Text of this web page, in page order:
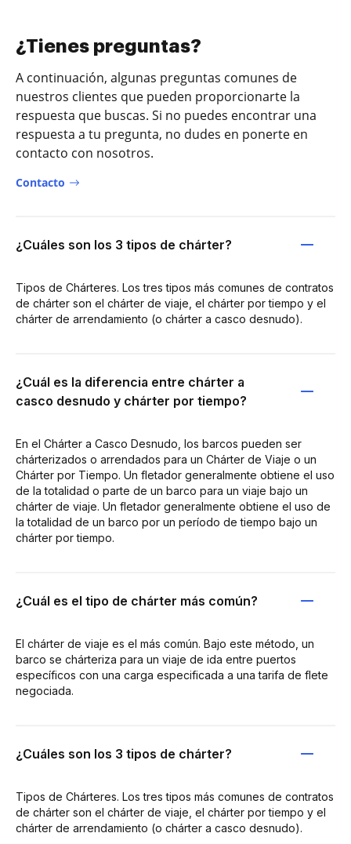
¿Tienes preguntas?
A continuación, algunas preguntas comunes de
nuestros clientes que pueden proporcionarte la
respuesta que buscas. Si no puedes encontrar una
respuesta a tu pregunta, no dudes en ponerte en
contacto con nosotros.
Contacto
¿Cuáles son los 3 tipos de chárter?
Tipos de Chárteres. Los tres tipos más comunes de contratos
de chárter son el chárter de viaje, el chárter por tiempo y el
chárter de arrendamiento (o chárter a casco desnudo).
¿Cuál es la diferencia entre chárter a
casco desnudo y chárter por tiempo?
En el Chárter a Casco Desnudo, los barcos pueden ser
chárterizados o arrendados para un Chárter de Viaje o un
Chárter por Tiempo. Un fletador generalmente obtiene el uso
de la totalidad o parte de un barco para un viaje bajo un
chárter de viaje. Un fletador generalmente obtiene el uso de
la totalidad de un barco por un período de tiempo bajo un
chárter por tiempo.
¿Cuál es el tipo de chárter más común?
El chárter de viaje es el más común. Bajo este método, un
barco se chárteriza para un viaje de ida entre puertos
específicos con una carga especificada a una tarifa de flete
negociada.
¿Cuáles son los 3 tipos de chárter?
Tipos de Chárteres. Los tres tipos más comunes de contratos
de chárter son el chárter de viaje, el chárter por tiempo y el
chárter de arrendamiento (o chárter a casco desnudo).